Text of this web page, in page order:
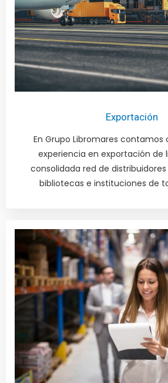
Exportación
En Grupo Libromares contamos
experiencia en exportación de
consolidada red de
bibliotecas e instituciones de